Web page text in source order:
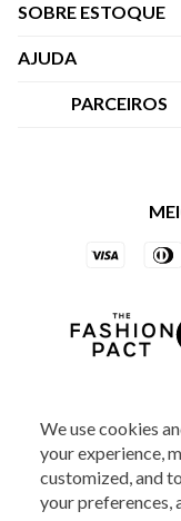
We use cookies
your experience,
customized, and
your preferences,
SOBRE ESTOQUE
Quem Somos
AJUDA
Central de
Trocas e
PARCEIROS
Vai de Visa
Azul